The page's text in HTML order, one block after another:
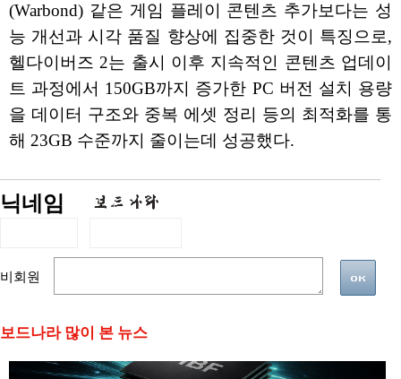
(Warbond) 같은 게임 플레이 콘텐츠 추가보다는 성
능 개선과 시각 품질 향상에 집중한 것이 특징으로,
헬다이버즈 2는 출시 이후 지속적인 콘텐츠 업데이
트 과정에서 150GB까지 증가한 PC 버전 설치 용량
을 데이터 구조와 중복 에셋 정리 등의 최적화를 통
해 23GB 수준까지 줄이는데 성공했다.
닉네임
비회원
보드나라 많이 본 뉴스